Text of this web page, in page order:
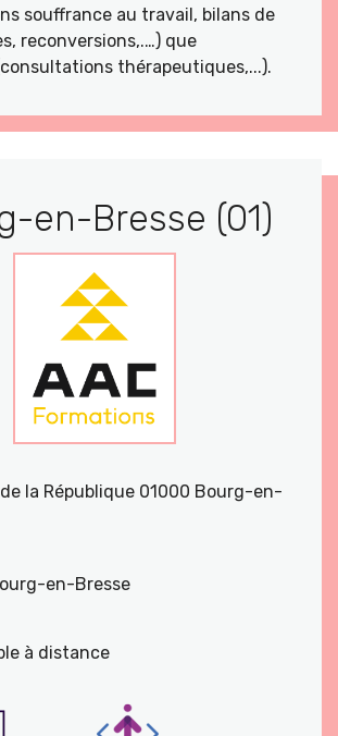
souffrance au travail, bilans de
reconversions,.…) que
thérapeutiques,...).
en-Bresse (01)
la République 01000 Bourg-en-
en-Bresse
à distance